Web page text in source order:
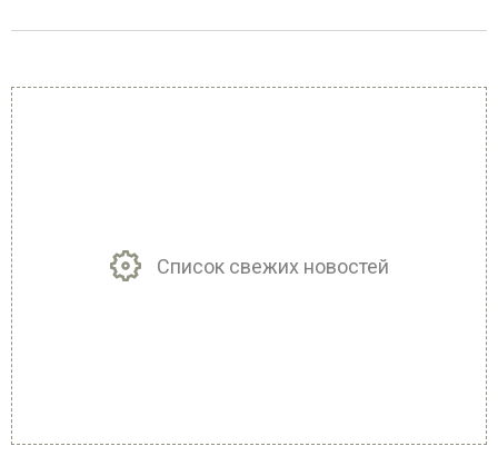
Список свежих новостей